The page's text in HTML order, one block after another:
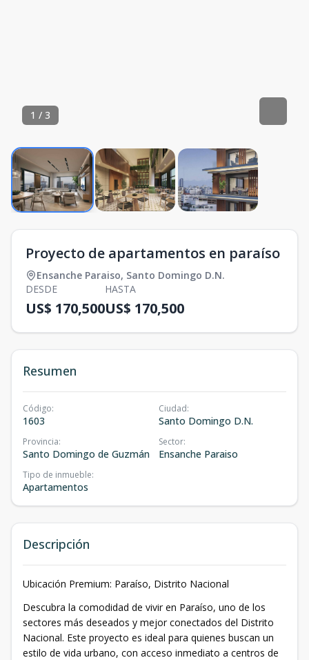
1 / 3
Proyecto de apartamentos en paraíso
Ensanche Paraiso, Santo Domingo D.N.
DESDE
US$ 170,500
HASTA
US$ 170,500
Resumen
Código:
1603
Ciudad:
Santo Domingo D.N.
Provincia:
Santo Domingo de Guzmán
Sector:
Ensanche Paraiso
Tipo de inmueble:
Apartamentos
Descripción
Ubicación Premium: Paraíso, Distrito Nacional
Descubra la comodidad de vivir en Paraíso, uno de los
sectores más deseados y mejor conectados del Distrito
Nacional. Este proyecto es ideal para quienes buscan un
estilo de vida urbano, con acceso inmediato a centros de